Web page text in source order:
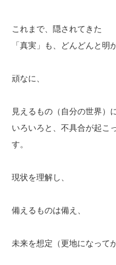
これまで、隠されてきた
「真実」も、どんどんと明
頑なに、
見えるもの（自分の世界）
いろいろと、不具合が起こ
す。
現状を理解し、
備えるものは備え、
未来を想定（更地になって